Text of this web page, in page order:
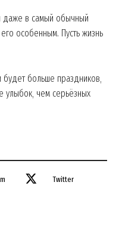
в самый обычный
особенным. Пусть жизнь
будет больше праздников,
улыбок, чем серьёзных
Twitter